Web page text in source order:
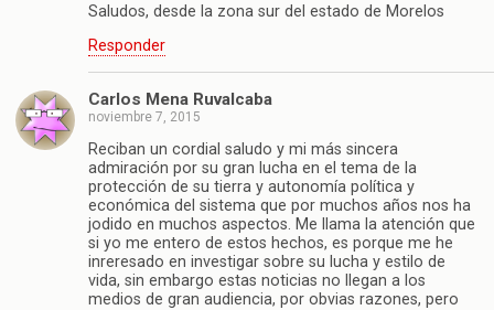
Saludos, desde la zona sur del estado de Morelos
Responder
Carlos Mena Ruvalcaba
noviembre 7, 2015
Reciban un cordial saludo y mi más sincera
admiración por su gran lucha en el tema de la
protección de su tierra y autonomía política y
económica del sistema que por muchos años nos ha
jodido en muchos aspectos. Me llama la atención que
si yo me entero de estos hechos, es porque me he
inreresado en investigar sobre su lucha y estilo de
vida, sin embargo estas noticias no llegan a los
medios de gran audiencia, por obvias razones, pero